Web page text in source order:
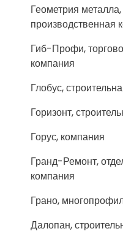
Геометрия
производственная
Гиб-Профи,
компания
Глобус,
Горизонт,
Горус, компания
Гранд-Ремонт,
компания
Грано,
Далопан,